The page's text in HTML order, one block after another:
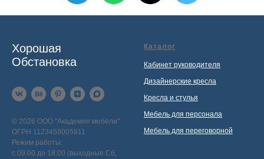
Хорошая
Обстановка
© 2026 ООО "Академия мебели"
ОГРН 1123459005911
Режим работы:
с 09:00 до 18:00 (выходные Сб,
Каталог
Кабинет руководителя
Дизайнерские кресла
Кресла и стулья
Мебель для персонала
Мебель для переговорной